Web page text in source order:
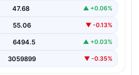
47.68 ▲ +0.06%
55.06 ▼ -0.13%
6494.5 ▲ +0.03%
3059899 ▼ -0.35%